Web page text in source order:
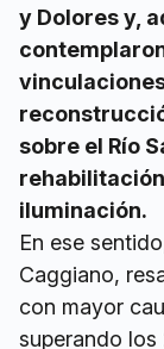
y Dolores y,
sobre el Río
iluminación.
En ese
Caggiano,
con mayor
superando los